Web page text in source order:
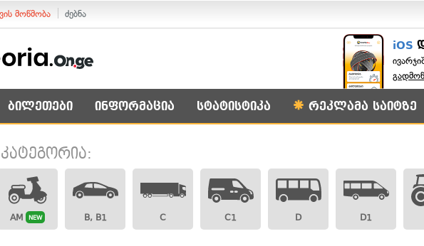
მოწმობა ძებნა
iOS
ბილეთები ინფორმაცია სტატისტიკა რეკლამა საიტზე
AM NEW B, B1 C C1 D D1